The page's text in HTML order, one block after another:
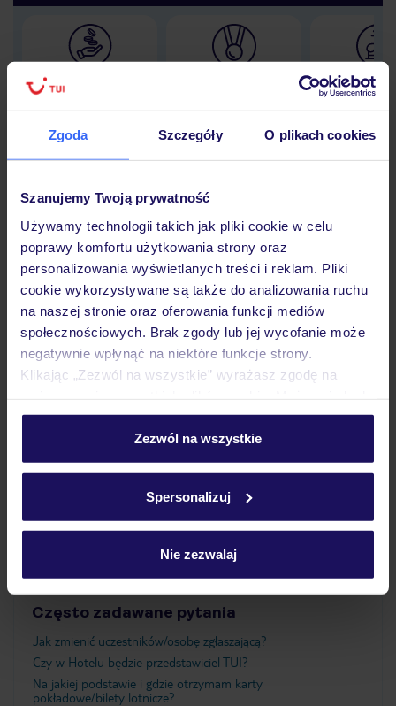
Zgoda Szczegóły O plikach cookies
Szanujemy Twoją prywatność
Używamy technologii takich jak pliki cookie w celu
poprawy komfortu użytkowania strony oraz
personalizowania wyświetlanych treści i reklam. Pliki
cookie wykorzystywane są także do analizowania ruchu
na naszej stronie oraz oferowania funkcji mediów
społecznościowych. Brak zgody lub jej wycofanie może
negatywnie wpłynąć na niektóre funkcje strony.
Klikając „Zezwól na wszystkie” wyrażasz zgodę na
personalizować swój wybór wchodząc w zakładkę
Szczegółowe informacje o plikach cookie znajdziesz
Zezwól na wszystkie
Spersonalizuj
Nie zezwalaj
Lider niskich cen 30 lat w
Hotel
Opinie
Pokoje
Atrakcje
Ważne informacje
Często zadawane pytania
Jak zmienić uczestników/osobę zgłaszającą?
Czy w Hotelu będzie przedstawiciel TUI?
Na jakiej podstawie i gdzie otrzymam karty
pokładowe/bilety lotnicze?